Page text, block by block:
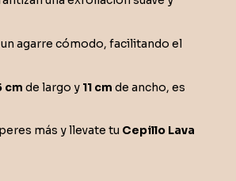
agarre cómodo, facilitando el
cm de largo y 11 cm de ancho, es
más y llevate tu Cepillo Lava